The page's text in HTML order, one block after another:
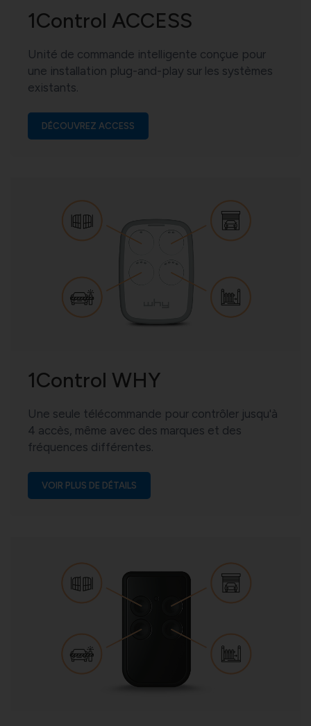
1Control ACCESS
Unité de commande intelligente conçue pour
une installation plug-and-play sur les systèmes
existants.
DÉCOUVREZ ACCESS
1Control WHY
Une seule télécommande pour contrôler jusqu'à
4 accès, même avec des marques et des
fréquences différentes.
VOIR PLUS DE DÉTAILS